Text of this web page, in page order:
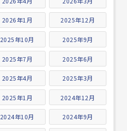
2026年1月 2025年12月
2025年10月 2025年9月
2025年7月 2025年6月
2025年4月 2025年3月
2025年1月 2024年12月
2024年10月 2024年9月